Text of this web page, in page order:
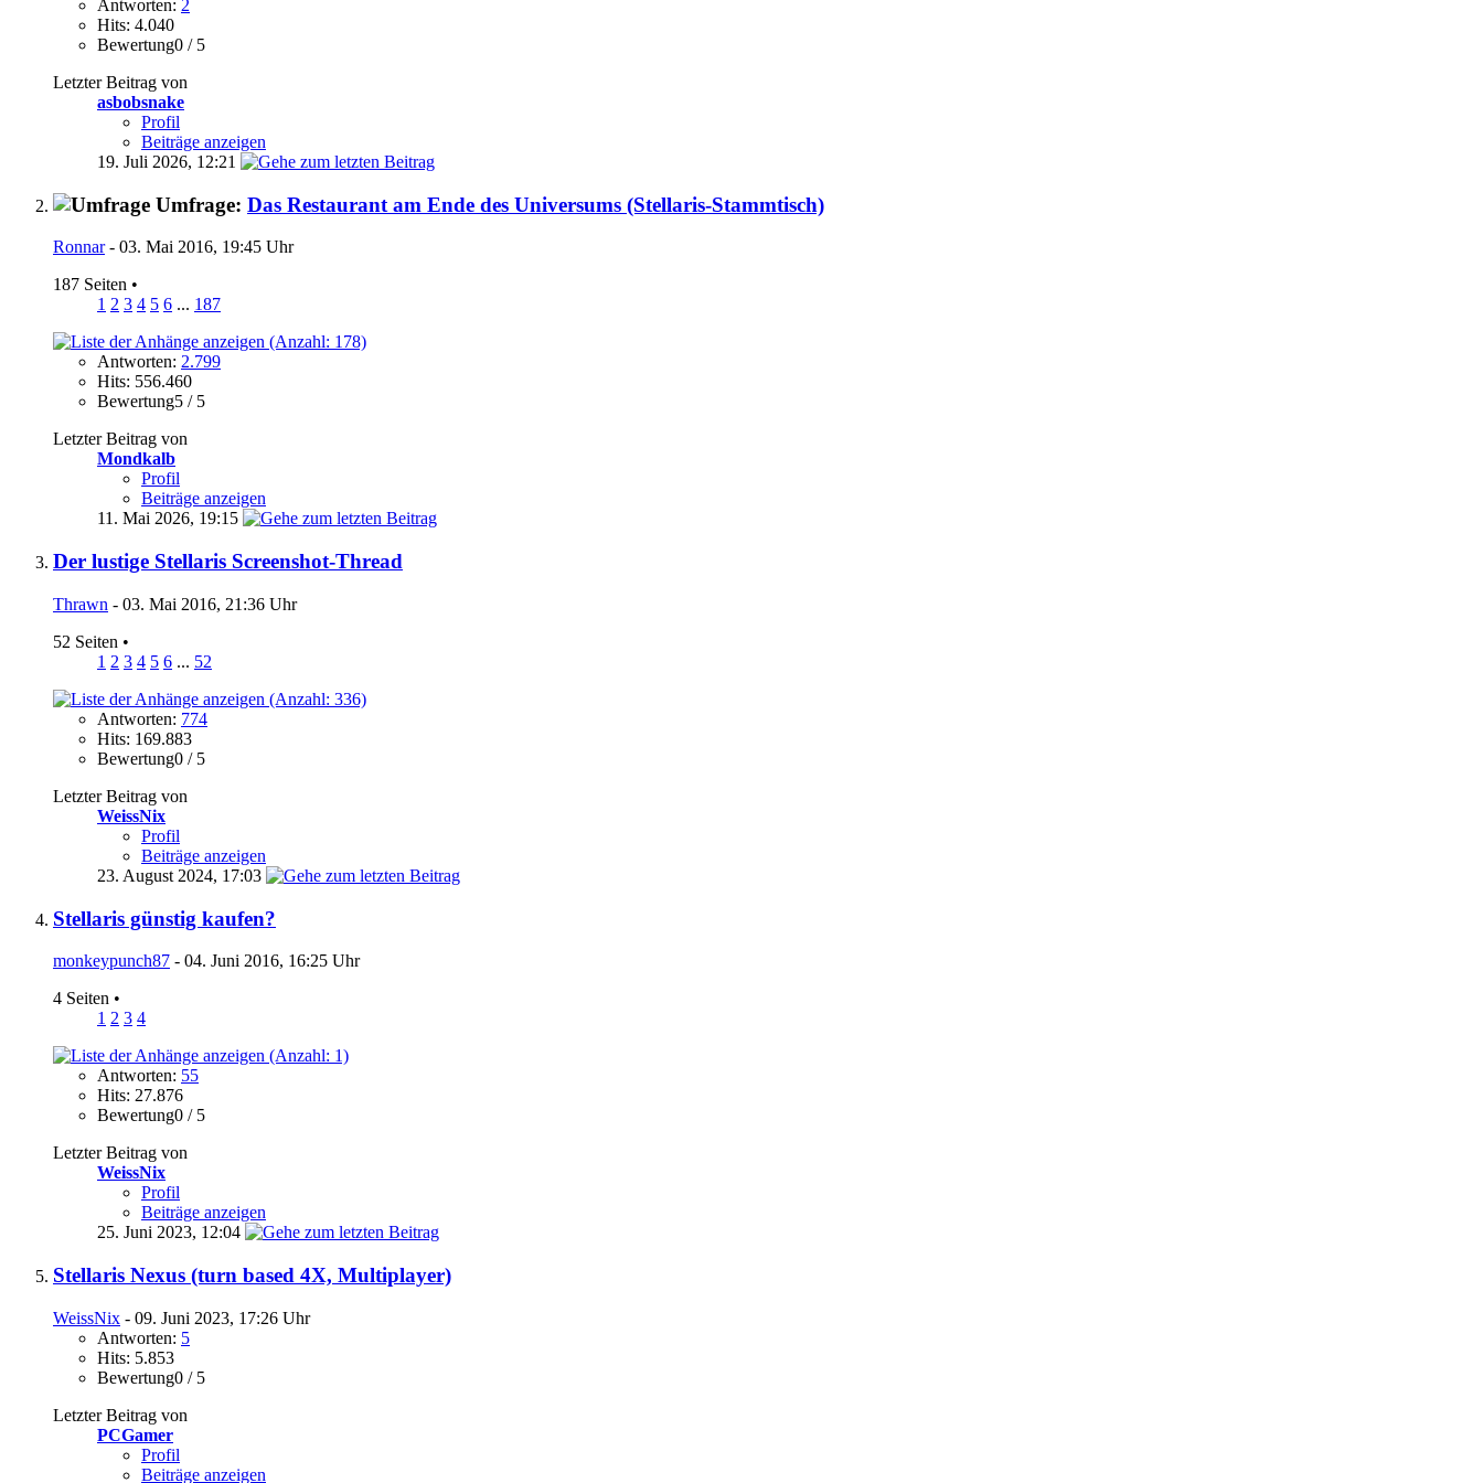
Antworten: 2
Hits: 4.040
Bewertung0 / 5
Letzter Beitrag von
asbobsnake
Profil
Beiträge anzeigen
19. Juli 2026, 12:21
Umfrage: Das Restaurant am Ende des Universums (Stellaris-Stammtisch)
Ronnar- 03. Mai 2016, 19:45 Uhr
187 Seiten •
1 2 3 4 5 6 ... 187
Antworten: 2.799
Hits: 556.460
Bewertung5 / 5
Letzter Beitrag von
Mondkalb
Profil
Beiträge anzeigen
11. Mai 2026, 19:15
Der lustige Stellaris Screenshot-Thread
Thrawn - 03. Mai 2016, 21:36 Uhr
52 Seiten •
1 2 3 4 5 6 ... 52
Antworten: 774
Hits: 169.883
Bewertung0 / 5
Letzter Beitrag von
WeissNix
Profil
Beiträge anzeigen
23. August 2024, 17:03
Stellaris günstig kaufen?
monkeypunch87 - 04. Juni 2016, 16:25 Uhr
4 Seiten •
1 2 3 4
Antworten: 55
Hits: 27.876
Bewertung0 / 5
Letzter Beitrag von
WeissNix
Profil
Beiträge anzeigen
25. Juni 2023, 12:04
Stellaris Nexus (turn based 4X, Multiplayer)
WeissNix - 09. Juni 2023, 17:26 Uhr
Antworten: 5
Hits: 5.853
Bewertung0 / 5
Letzter Beitrag von
PCGamer
Profil
Beiträge anzeigen